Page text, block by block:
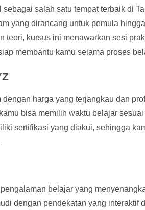
salah satu tempat terbaik di
yang dirancang untuk pemula
teori, kursus ini menawarkan sesi
membantu kamu selama proses
harga yang terjangkau dan
bisa memilih waktu belajar
sertifikasi yang diakui, sehingga
belajar yang
dengan pendekatan yang interaktif